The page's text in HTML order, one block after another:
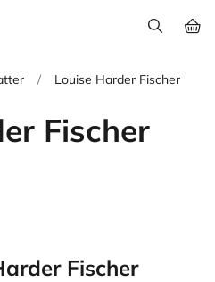
/ Louise Harder Fischer
Fischer
Fischer